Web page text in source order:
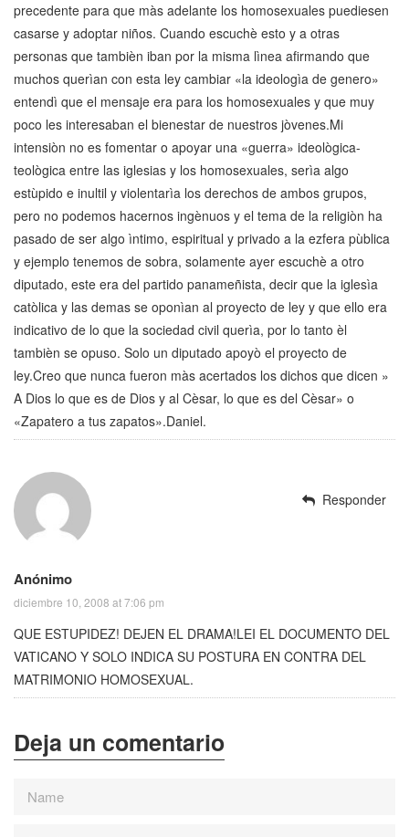
precedente para que màs adelante los homosexuales puediesen
casarse y adoptar niños. Cuando escuchè esto y a otras
personas que tambièn iban por la misma lìnea afirmando que
muchos querìan con esta ley cambiar «la ideologìa de genero»
entendì que el mensaje era para los homosexuales y que muy
poco les interesaban el bienestar de nuestros jòvenes.Mi
intensiòn no es fomentar o apoyar una «guerra» ideològica-
teològica entre las iglesias y los homosexuales, serìa algo
estùpido e inultil y violentarìa los derechos de ambos grupos,
pero no podemos hacernos ingènuos y el tema de la religiòn ha
pasado de ser algo ìntimo, espiritual y privado a la ezfera pùblica
y ejemplo tenemos de sobra, solamente ayer escuchè a otro
diputado, este era del partido panameñista, decir que la iglesìa
catòlica y las demas se oponìan al proyecto de ley y que ello era
indicativo de lo que la sociedad civil querìa, por lo tanto èl
tambièn se opuso. Solo un diputado apoyò el proyecto de
ley.Creo que nunca fueron màs acertados los dichos que dicen »
A Dios lo que es de Dios y al Cèsar, lo que es del Cèsar» o
«Zapatero a tus zapatos».Daniel.
Anónimo
diciembre 10, 2008 at 7:06 pm
QUE ESTUPIDEZ! DEJEN EL DRAMA!LEI EL DOCUMENTO DEL
VATICANO Y SOLO INDICA SU POSTURA EN CONTRA DEL
MATRIMONIO HOMOSEXUAL.
Responder